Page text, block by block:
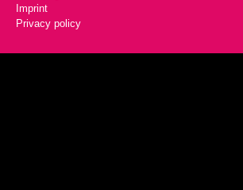
Imprint
Privacy policy